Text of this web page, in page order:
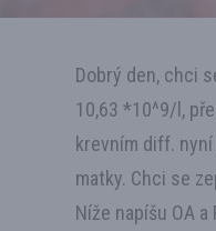
Dobrý den, chci
10,63 *10^9/l,
krevním diff.
matky. Chci se
Níže napíšu OA